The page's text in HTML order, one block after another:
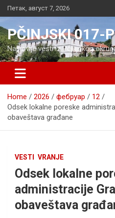
Skip
to
content
Петак, август 7, 2026
PČINJSKI 017-
Najnovije vesti iz Pčinjskog
Home 2026 фебруар
12
Odsek lokalne poreske
obaveštava građane
VESTI VRANJE
Odsek lokalne
administracije
obaveštava